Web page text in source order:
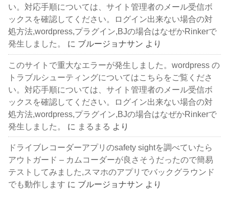
い。対応手順については、サイト管理者のメール受信ボ
ックスを確認してください。ログイン出来ない場合の対
処方法,wordpress,プラグイン,BJの場合はなぜかRinkerで
発生しました。
に ブルージョナサン より
このサイトで重大なエラーが発生しました。wordpress の
トラブルシューティングについてはこちらをご覧くださ
い。対応手順については、サイト管理者のメール受信ボ
ックスを確認してください。ログイン出来ない場合の対
処方法,wordpress,プラグイン,BJの場合はなぜかRinkerで
発生しました。
に まるまる より
ドライブレコーダーアプリのsafety sightを調べていたら
アウトガード – カムコーダーが良さそうだったので簡易
テストしてみました,スマホのアプリでバックグラウンド
でも動作します に ブルージョナサン より